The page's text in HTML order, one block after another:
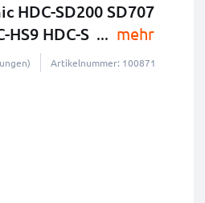
HDC-SD200 SD707
HS9 HDC-S ... mehr
Artikelnummer: 100871